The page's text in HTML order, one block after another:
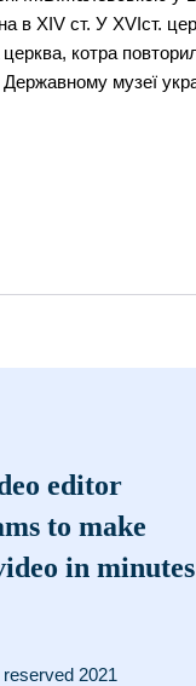
в XIV ст. У XVIст.
церква, котра
музеї
editor
to make
in minutes
2021